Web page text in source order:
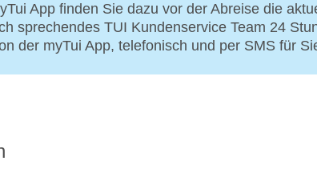
App finden Sie dazu vor der Abreise die
sprechendes TUI Kundenservice Team 24
der myTui App, telefonisch und per SMS für